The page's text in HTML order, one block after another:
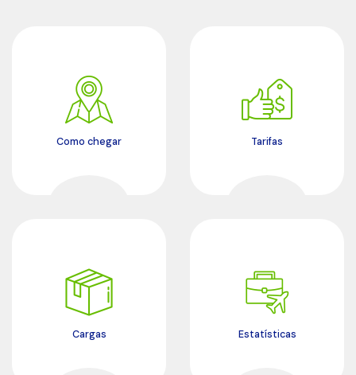
Como chegar Tarifas
Cargas Estatísticas